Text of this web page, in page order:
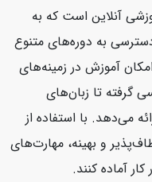
آنلاین است که به
به دوره‌های متنوع
آموزش در زمینه‌های
گرفته تا زبان‌های
می‌دهد. با استفاده از
و بهینه، مهارت‌های
آماده کنند.